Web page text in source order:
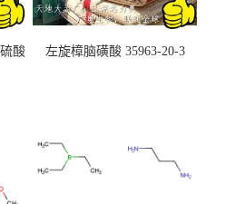
酸
左旋樟脑磺酸 35963-20-3